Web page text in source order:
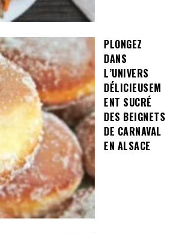
PLONGEZ
DANS
L’UNIVERS
DÉLICIEUSEM
ENT SUCRÉ
DES BEIGNETS
DE CARNAVAL
EN ALSACE